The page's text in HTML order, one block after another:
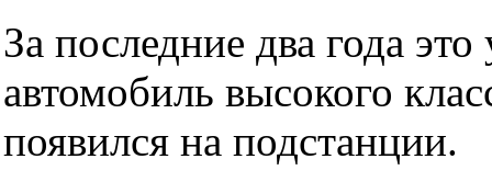
За последние два года
автомобиль высокого
появился на подстанции.